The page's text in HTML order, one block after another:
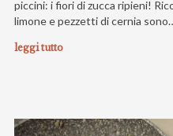
piccini: i fiori di zucca ripieni!
limone e pezzetti di cernia
leggi tutto